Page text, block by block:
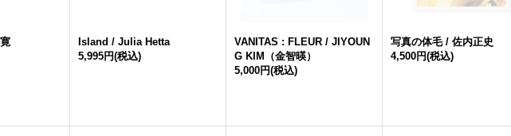
Island / Julia Hetta
5,995円(税込)
VANITAS : FLEUR / JIYOUN
G KIM（金智暎）
5,000円(税込)
写真の体毛 / 佐内正史
4,500円(税込)